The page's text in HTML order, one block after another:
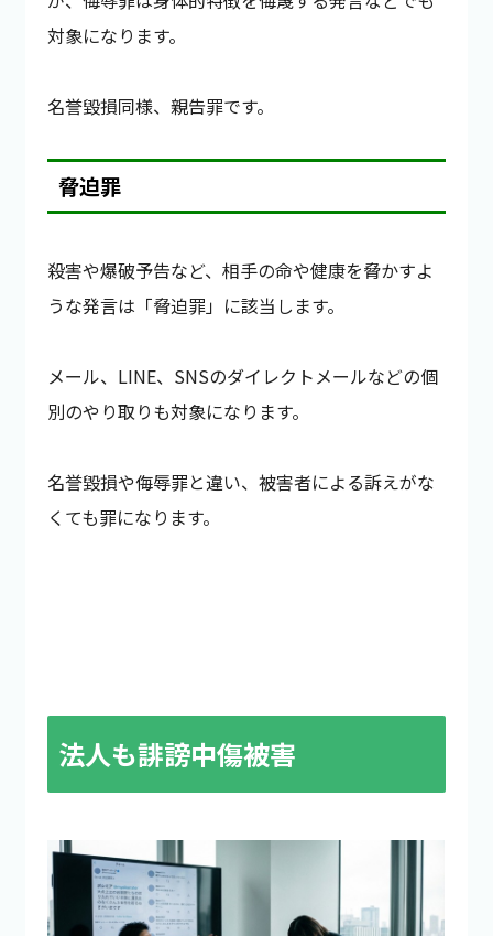
対象になります。
名誉毀損同様、親告罪です。
脅迫罪
殺害や爆破予告など、相手の命や健康を脅かすよ
うな発言は「脅迫罪」に該当します。
メール、LINE、SNSのダイレクトメールなどの個
別のやり取りも対象になります。
名誉毀損や侮辱罪と違い、被害者による訴えがな
くても罪になります。
法人も誹謗中傷被害